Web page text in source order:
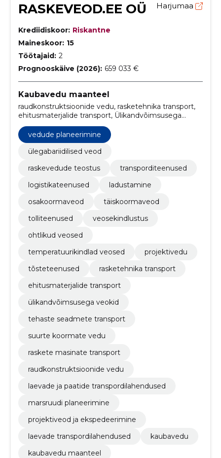
RASKEVEOD.EE OÜ Harjumaa
Krediidiskoor: Riskantne
Maineskoor: 15
Töötajaid: 2
Prognooskäive (2026): 659 033 €
Kaubavedu maanteel
raudkonstruktsioonide vedu, rasketehnika transport,
ehitusmaterjalide transport, Ülikandvõimsusega
koormate vedu, raskete masinate transport,
projektiveod ja ekspedeerimine, kaubavedu, laevade
transpordilahendused
vedude planeerimine
ülegabariidilised veod
raskevedude teostus
transporditeenused
logistikateenused
ladustamine
osakoormaveod
täiskoormaveod
tolliteenused
veosekindlustus
ohtlikud veosed
temperatuurikindlad veosed
projektivedu
tõsteteenused
rasketehnika transport
ehitusmaterjalide transport
ülikandvõimsusega veokid
tehaste seadmete transport
suurte koormate vedu
raskete masinate transport
raudkonstruktsioonide vedu
laevade ja paatide transpordilahendused
marsruudi planeerimine
projektiveod ja ekspedeerimine
laevade transpordilahendused
kaubavedu
kaubavedu maanteel